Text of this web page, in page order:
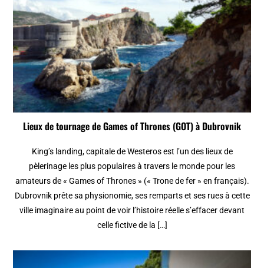
Lieux de tournage de Games of Thrones (GOT) à Dubrovnik
King’s landing, capitale de Westeros est l’un des lieux de
pèlerinage les plus populaires à travers le monde pour les
amateurs de « Games of Thrones » (« Trone de fer » en français).
Dubrovnik prête sa physionomie, ses remparts et ses rues à cette
ville imaginaire au point de voir l’histoire réelle s’effacer devant
celle fictive de la […]